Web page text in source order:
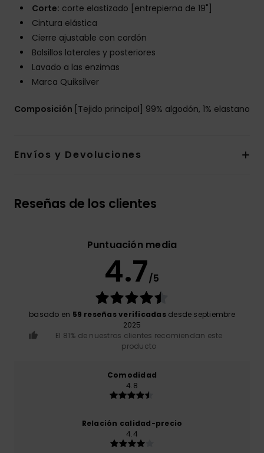
Corte: corte elastizado [entrepierna de 19"]
Cintura elástica
Cierre ajustable con cordón
Bolsillos laterales y posteriores
Lavado a las enzimas
Marca Quiksilver
Composición [Tejido principal] 99% algodón, 1% elastano
Envíos y Devoluciones
Reseñas de los clientes
Puntuación media
4.7/5
basado en 59 reseñas verificadasdesde septiembre
2025
El 81% de nuestros clientes recomiendan este
producto
Comodidad
4.8
Relación calidad-precio
4.4